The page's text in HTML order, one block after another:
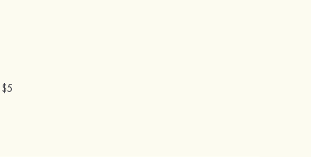
$5